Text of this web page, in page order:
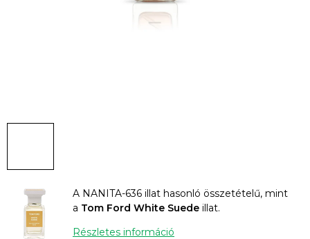
A NANITA-636 illat hasonló összetételű, mint
a Tom Ford White Suede illat.
Részletes információ